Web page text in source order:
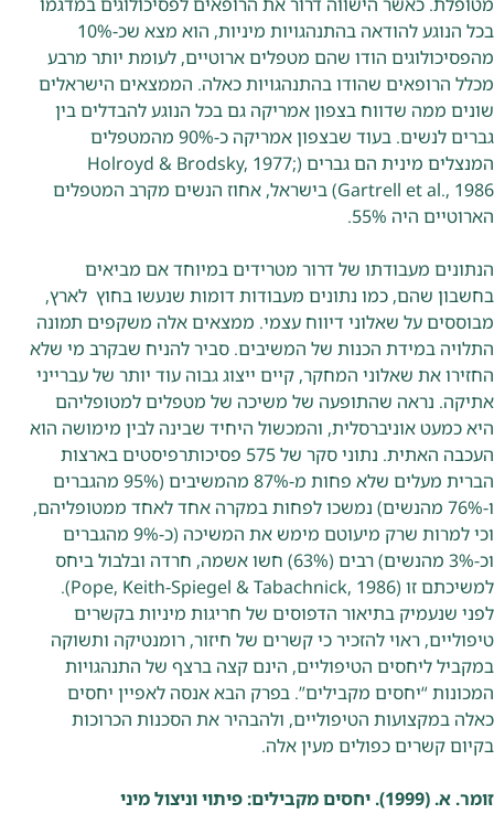
בכל הנוגע להודאה בהתנהגויות מיניות, הוא מצא שכ-10%
מהפסיכולוגים הודו שהם מטפלים ארוטיים, לעומת יותר מרבע
מכלל הרופאים שהודו בהתנהגויות כאלה. הממצאים הישראלים
שונים ממה שדווח בצפון אמריקה גם בכל הנוגע להבדלים בין
גברים לנשים. בעוד שבצפון אמריקה כ-90% מהמטפלים
המנצלים מינית הם גברים (Holroyd & Brodsky, 1977;
Gartrell et al., 1986) בישראל, אחוז הנשים מקרב המטפלים
הארוטיים היה 55%.
הנתונים מעבודתו של דרור מטרידים במיוחד אם מביאים
בחשבון שהם, כמו נתונים מעבודות דומות שנעשו בחוץ לארץ,
מבוססים על שאלוני דיווח עצמי. ממצאים אלה משקפים תמונה
התלויה במידת הכנות של המשיבים. סביר להניח שבקרב מי שלא
החזירו את שאלוני המחקר, קיים ייצוג גבוה עוד יותר של עברייני
אתיקה. נראה שהתופעה של משיכה של מטפלים למטופליהם
היא כמעט אוניברסלית, והמכשול היחיד שבינה לבין מימושה הוא
העכבה האתית. נתוני סקר של 575 פסיכותרפיסטים בארצות
הברית מעלים שלא פחות מ-87% מהמשיבים (95% מהגברים
ו-76% מהנשים) נמשכו לפחות במקרה אחד לאחד ממטופליהם,
וכי למרות שרק מיעוטם מימש את המשיכה (כ-9% מהגברים
וכ-3% מהנשים) רבים (63%) חשו אשמה, חרדה ובלבול ביחס
למשיכתם זו (Pope, Keith-Spiegel & Tabachnick, 1986).
לפני שנעמיק בתיאור הדפוסים של חריגות מיניות בקשרים
טיפוליים, ראוי להזכיר כי קשרים של חיזור, רומנטיקה ותשוקה
במקביל ליחסים הטיפוליים, הינם קצה ברצף של התנהגויות
המכונות “יחסים מקבילים”. בפרק הבא אנסה לאפיין יחסים
כאלה במקצועות הטיפוליים, ולהבהיר את הסכנות הכרוכות
בקיום קשרים כפולים מעין אלה.
זומר. א. (1999). יחסים מקבילים: פיתוי וניצול מיני